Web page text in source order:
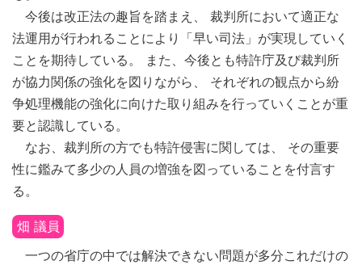
今後は改正法の趣旨を踏まえ、 裁判所において適正な
法運用が行われることにより「早い司法」が実現していく
ことを期待している。 また、今後とも特許庁及び裁判所
が協力関係の強化を図りながら、 それぞれの観点から紛
争処理機能の強化に向けた取り組みを行っていくことが重
要と認識している。
なお、裁判所の方でも特許侵害に関しては、 その重要
性に鑑みて多少の人員の増強を図っていることを付言す
る。
畑 議員
一つの省庁の中では解決できない問題が多分これだけの